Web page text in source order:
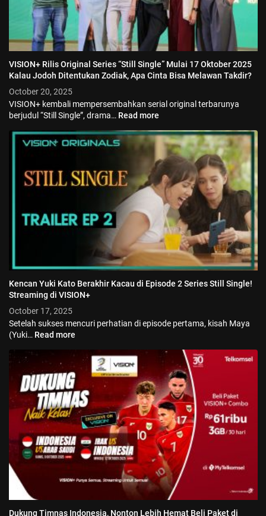
VISION+ Rilis Original Series “Still Single” Mulai 17 Oktober 2025
Kalau Jodoh Ditentukan Zodiak, Apa Cinta Bisa Melawan Takdir?
October 20, 2025
VISION+ kembali mempersembahkan serial original terbarunya
berjudul “Still Single”, drama… Read more
Kencan Yuki Kato Berakhir Kacau di Episode 2 Series Still Single!
Streaming di VISION+
October 17, 2025
Setelah sukses mencuri perhatian di episode pertama, kisah Maya
(Yuki… Read more
Dukung Timnas Indonesia, Nonton Lebih Hemat Beli Paket di